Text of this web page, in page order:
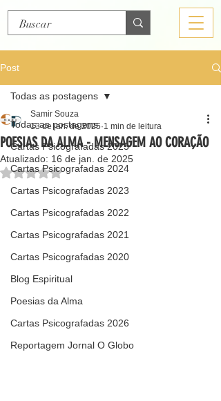
Post
Todas as postagens
Cartas Psicografadas 2025
Cartas Psicografadas 2024
Cartas Psicografadas 2023
Cartas Psicografadas 2022
Cartas Psicografadas 2021
Cartas Psicografadas 2020
Blog Espiritual
Poesias da Alma
Cartas Psicografadas 2026
Reportagem Jornal O Globo
Todas as postagens
POESIAS DA ALMA - MENSAGEM AO CORAÇÃO
Samir Souza
13 de jan. de 2025 1 min de leitura
Atualizado: 16 de jan. de 2025
Avaliado com NaN de 5 estrelas.